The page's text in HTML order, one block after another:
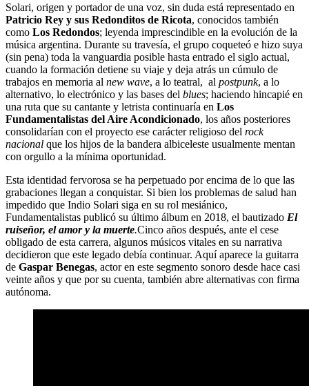
Solari, origen y portador de una voz, sin duda está representado en
Patricio Rey y sus Redonditos de Ricota, conocidos también
como Los Redondos; leyenda imprescindible en la evolución de la
música argentina. Durante su travesía, el grupo coqueteó e hizo suya
(sin pena) toda la vanguardia posible hasta entrado el siglo actual,
cuando la formación detiene su viaje y deja atrás un cúmulo de
trabajos en memoria al new wave, a lo teatral, al postpunk, a lo
alternativo, lo electrónico y las bases del blues; haciendo hincapié en
una ruta que su cantante y letrista continuaría en Los
Fundamentalistas del Aire Acondicionado, los años posteriores
consolidarían con el proyecto ese carácter religioso del rock
nacional que los hijos de la bandera albiceleste usualmente mentan
con orgullo a la mínima oportunidad.
Esta identidad fervorosa se ha perpetuado por encima de lo que las
grabaciones llegan a conquistar. Si bien los problemas de salud han
impedido que Indio Solari siga en su rol mesiánico,
Fundamentalistas publicó su último álbum en 2018, el bautizado El
ruiseñor, el amor y la muerte.Cinco años después, ante el cese
obligado de esta carrera, algunos músicos vitales en su narrativa
decidieron que este legado debía continuar. Aquí aparece la guitarra
de Gaspar Benegas, actor en este segmento sonoro desde hace casi
veinte años y que por su cuenta, también abre alternativas con firma
autónoma.